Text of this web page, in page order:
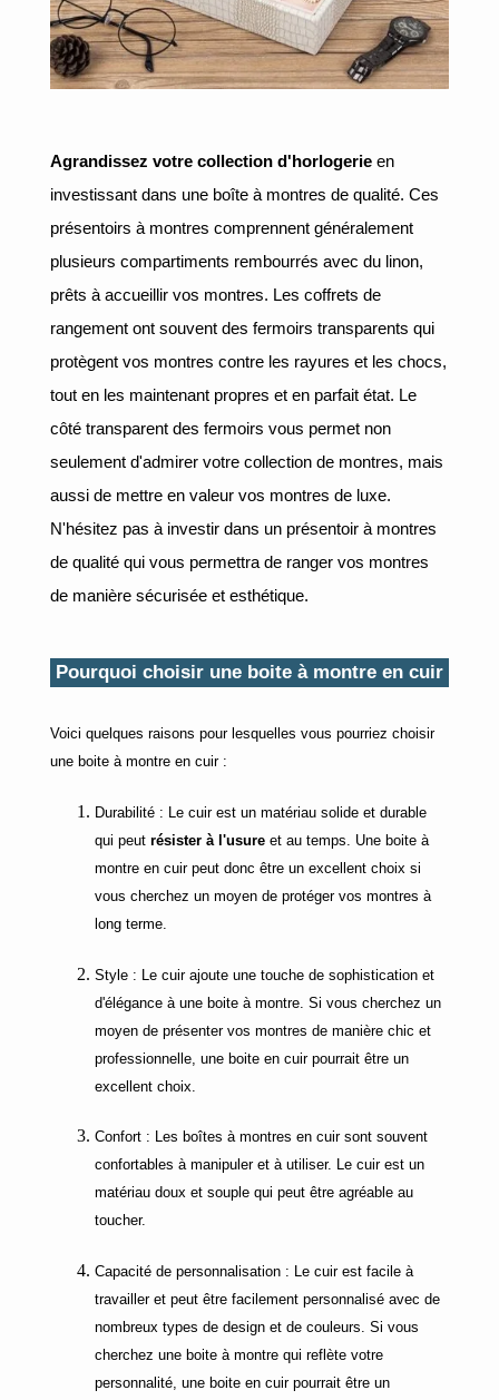
Agrandissez votre collection d'horlogerie en
investissant dans une boîte à montres de qualité. Ces
présentoirs à montres comprennent généralement
plusieurs compartiments rembourrés avec du linon,
prêts à accueillir vos montres. Les coffrets de
rangement ont souvent des fermoirs transparents qui
protègent vos montres contre les rayures et les chocs,
tout en les maintenant propres et en parfait état. Le
côté transparent des fermoirs vous permet non
seulement d'admirer votre collection de montres, mais
aussi de mettre en valeur vos montres de luxe.
N'hésitez pas à investir dans un présentoir à montres
de qualité qui vous permettra de ranger vos montres
de manière sécurisée et esthétique.
Pourquoi choisir une boite à montre en cuir
Voici quelques raisons pour lesquelles vous pourriez choisir
une boite à montre en cuir :
Durabilité : Le cuir est un matériau solide et durable
qui peut résister à l'usureet au temps. Une boite à
montre en cuir peut donc être un excellent choix si
vous cherchez un moyen de protéger vos montres à
long terme.
Style : Le cuir ajoute une touche de sophistication et
d'élégance à une boite à montre. Si vous cherchez un
moyen de présenter vos montres de manière chic et
professionnelle, une boite en cuir pourrait être un
excellent choix.
Confort : Les boîtes à montres en cuir sont souvent
confortables à manipuler et à utiliser. Le cuir est un
matériau doux et souple qui peut être agréable au
toucher.
Capacité de personnalisation : Le cuir est facile à
travailler et peut être facilement personnalisé avec de
nombreux types de design et de couleurs. Si vous
cherchez une boite à montre qui reflète votre
personnalité, une boite en cuir pourrait être un